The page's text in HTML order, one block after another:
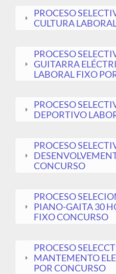
PROCESO
CULTURA
PROCESO
GUITARRA
LABORAL FIXO
PROCESO
DEPORTIVO
PROCESO
CONCURSO
PROCESO
PIANO-GAITA 30
FIXO CONCURSO
PROCESO
MANTEMENTO
POR CONCURSO